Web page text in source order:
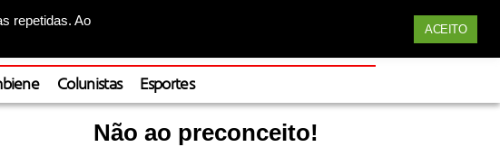
repetidas. Ao
ACEITO
Colunistas Esportes
Não ao preconceito!